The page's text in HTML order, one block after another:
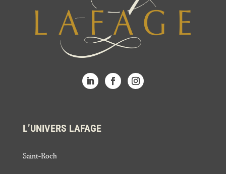
L’UNIVERS LAFAGE
Saint-Roch